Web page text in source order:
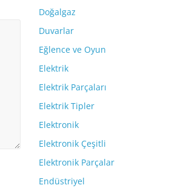
Doğalgaz
Duvarlar
Eğlence ve Oyun
Elektrik
Elektrik Parçaları
Elektrik Tipler
Elektronik
Elektronik Çeşitli
Elektronik Parçalar
Endüstriyel